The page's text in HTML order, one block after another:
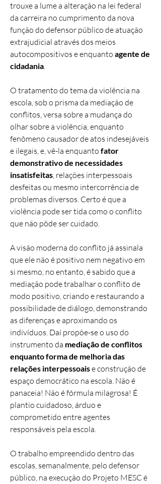
trouxe a lume a alteração na lei federal
da carreira no cumprimento da nova
função do defensor público de atuação
extrajudicial através dos meios
autocompositivos e enquanto agente de
cidadania.
O tratamento do tema da violência na
escola, sob o prisma da mediação de
conflitos, versa sobre a mudança do
olhar sobre a violência, enquanto
fenômeno causador de atos indesejáveis
e ilegais, e, vê-la enquanto fator
demonstrativo de necessidades
insatisfeitas, relações interpessoais
desfeitas ou mesmo intercorrência de
problemas diversos. Certo é que a
violência pode ser tida como o conflito
que não pôde ser cuidado.
A visão moderna do conflito já assinala
que ele não é positivo nem negativo em
si mesmo, no entanto, é sabido que a
mediação pode trabalhar o conflito de
modo positivo, criando e restaurando a
possibilidade de diálogo, demonstrando
as diferenças e aproximando os
indivíduos. Daí propõe-se o uso do
instrumento da mediação de conflitos
enquanto forma de melhoria das
relações interpessoaise construção de
espaço democrático na escola. Não é
panaceia! Não é fórmula milagrosa! É
plantio cuidadoso, árduo e
comprometido entre agentes
responsáveis pela escola.
O trabalho empreendido dentro das
escolas, semanalmente, pelo defensor
público, na execução do Projeto MESC é